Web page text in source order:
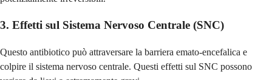
3. Effetti sul Sistema Nervoso Centrale (SNC)
Questo antibiotico può attraversare la barriera emato-encefalica e
colpire il sistema nervoso centrale. Questi effetti sul SNC possono